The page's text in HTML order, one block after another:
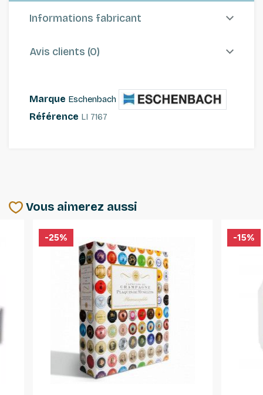
Informations fabricant
Avis clients (0)
Marque Eschenbach
Référence LI 7167
Vous aimerez aussi
-25% -15%